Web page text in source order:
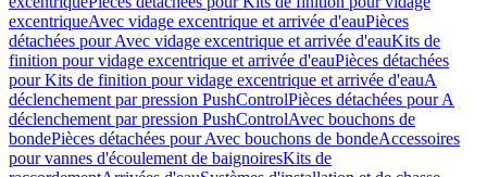
excentriqueAvec vidage excentrique et arrivée d'eauPièces
détachées pour Avec vidage excentrique et arrivée d'eauKits de
finition pour vidage excentrique et arrivée d'eauPièces détachées
pour Kits de finition pour vidage excentrique et arrivée d'eauA
déclenchement par pression PushControlPièces détachées pour A
déclenchement par pression PushControlAvec bouchons de
bondePièces détachées pour Avec bouchons de bondeAccessoires
pour vannes d'écoulement de baignoiresKits de